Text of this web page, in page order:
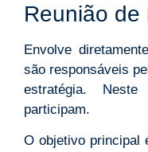
Reunião de
Envolve
são responsáveis
estratégia.
participam.
O objetivo principal